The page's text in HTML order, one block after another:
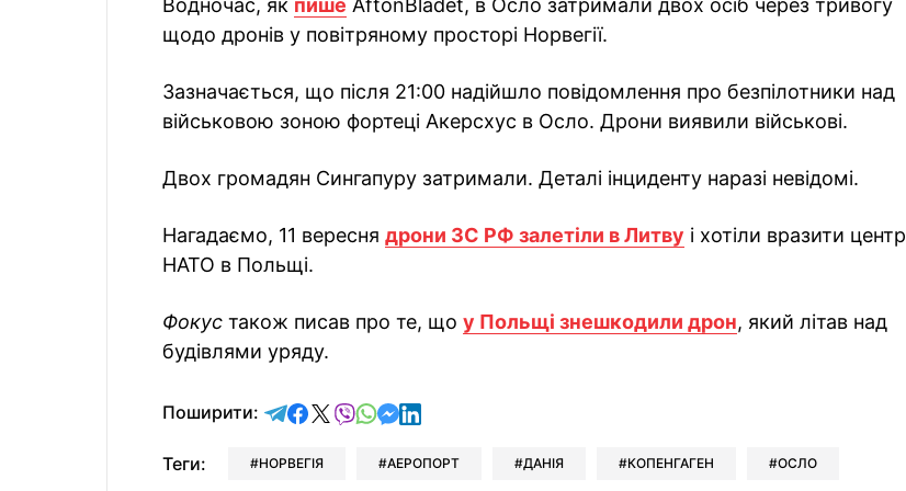
Водночас, як пише AftonBladet, в Осло затримали двох осіб через тривогу
щодо дронів у повітряному просторі Норвегії.
Зазначається, що після 21:00 надійшло повідомлення про безпілотники над
військовою зоною фортеці Акерсхус в Осло. Дрони виявили військові.
Двох громадян Сингапуру затримали. Деталі інциденту наразі невідомі.
Нагадаємо, 11 вересня дрони ЗС РФ залетіли в Литву і хотіли вразити центр
НАТО в Польщі.
Фокус також писав про те, що у Польщі знешкодили дрон, який літав над
будівлями уряду.
Поширити: відправити у Telegram
поділитись у Facebook
поділитись у X
відправити у Viber
відправити у Whatsapp
відправити у Messenger
відправити у LinkedIn
Теги: НОРВЕГІЯ АЕРОПОРТ ДАНІЯ КОПЕНГАГЕН ОСЛО